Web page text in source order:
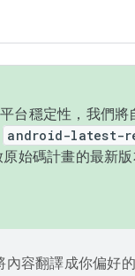
台穩定性，我們
android-latest-
始碼計畫的最新版
容翻譯成你偏好